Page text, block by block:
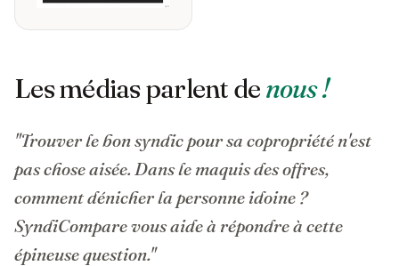
Les médias parlent denous !
"Trouver le bon syndic pour sa copropriété n'est
pas chose aisée. Dans le maquis des offres,
comment dénicher la personne idoine ?
SyndiCompare vous aide à répondre à cette
épineuse question."